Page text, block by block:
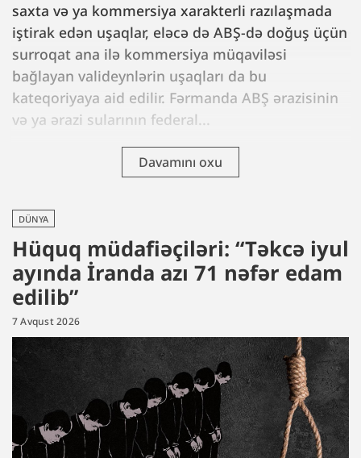
saxta və ya kommersiya xarakterli razılaşmada
iştirak edən uşaqlar, eləcə də ABŞ-də doğuş üçün
surroqat ana ilə kommersiya müqaviləsi
bağlayan valideynlərin uşaqları da bu
kateqoriyaya aid edilir. Fərmanda ABŞ ərazisinin
və ya ərazi sularının federal...
Davamını oxu
DÜNYA
Hüquq müdafiəçiləri: “Təkcə iyul
ayında İranda azı 71 nəfər edam
edilib”
7 Avqust 2026